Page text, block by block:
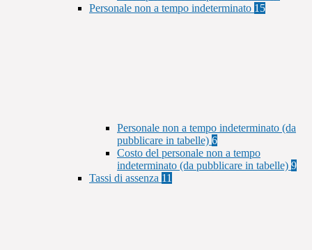
Personale non a tempo indeterminato 15
Personale non a tempo indeterminato (da
pubblicare in tabelle) 6
Costo del personale non a tempo
indeterminato (da pubblicare in tabelle) 9
Tassi di assenza 11